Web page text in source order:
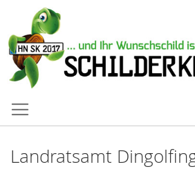
Landratsamt